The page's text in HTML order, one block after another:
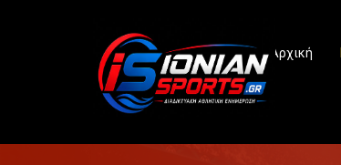
Αρχική